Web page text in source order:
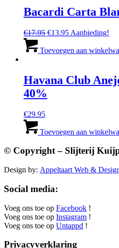
Bacardi Carta
€17.95 Oorspronkelijke
was:
€13.95Huidige
is:
Aanbieding!
Toevoegen aan
Havana Club
40%
€29.95
Toevoegen aan
© Copyright – Slijterij
Design by: Appeltaart Web &
Social media:
Voeg ons toe op Facebook !
Voeg ons toe op Instagram !
Voeg ons toe op Untappd !
Privacyverklaring